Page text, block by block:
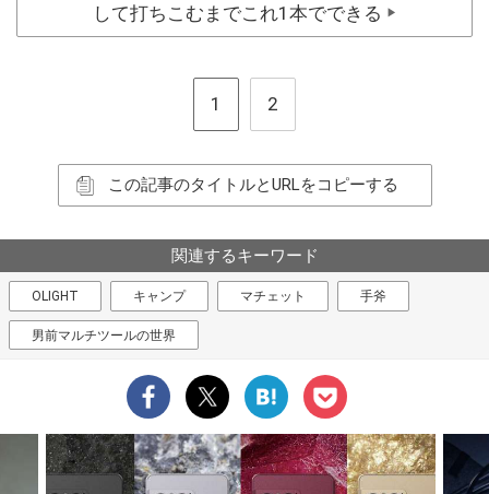
して打ちこむまでこれ1本でできる ▶
1 2
この記事のタイトルとURLをコピーする
関連するキーワード
OLIGHT キャンプ マチェット 手斧
男前マルチツールの世界